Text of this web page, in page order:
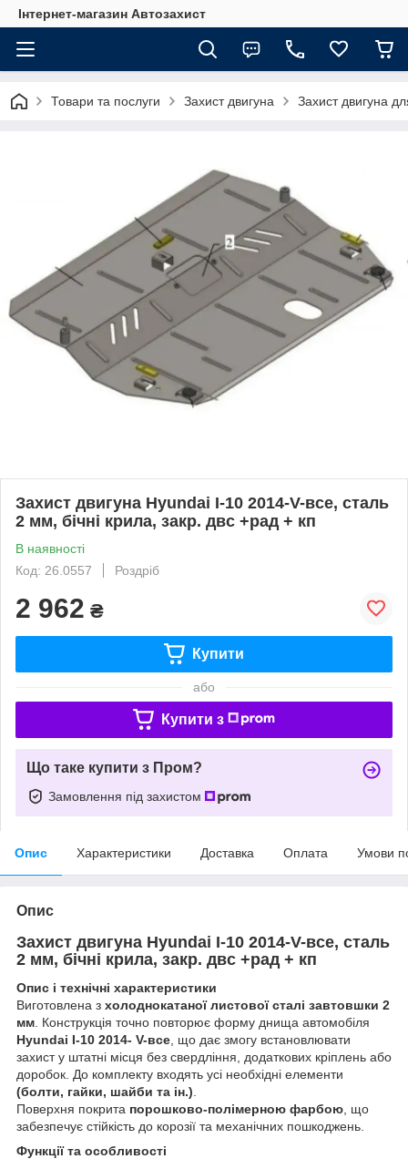
Інтернет-магазин Автозахист
Товари та послуги Захист двигуна Захист двигуна
Захист двигуна Hyundai I-10 2014-V-все, сталь
2 мм, бічні крила, закр. двс +рад + кп
В наявності
Код: 26.0557
Роздріб
2 962 ₴
Купити
або
Купити з
Що таке купити з Пром?
Замовлення під захистом
Опис Характеристики Доставка Оплата Умови
Опис
Захист двигуна Hyundai I-10 2014-V-все, сталь
2 мм, бічні крила, закр. двс +рад + кп
Опис і технічні характеристики
Виготовлена з холоднокатаної листової сталі завтовшки 2
мм . Конструкція точно повторює форму днища автомобіля
Hyundai I-10 2014- V-все , що дає змогу встановлювати
захист у штатні місця без свердління, додаткових кріплень або
доробок. До комплекту входять усі необхідні елементи
(болти, гайки, шайби та ін.)
Поверхня покрита порошково-полімерною фарбою , що
забезпечує стійкість до корозії та механічних пошкоджень.
Функції та особливості